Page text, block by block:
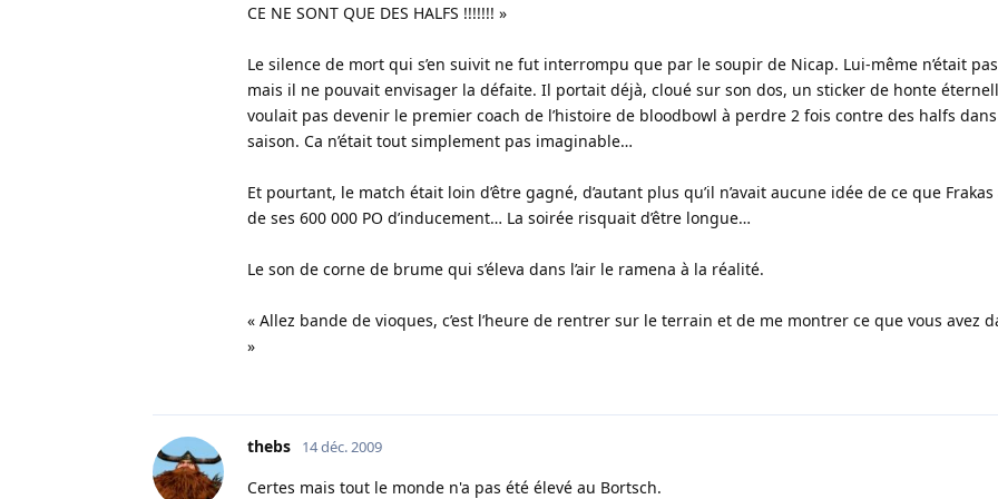
CE NE SONT QUE DES HALFS !!!!!!! »
Le silence de mort qui s’en suivit ne fut interrompu que par le soupir de Nicap. Lui-même n’était
mais il ne pouvait envisager la défaite. Il portait déjà, cloué sur son dos, un sticker de honte
voulait pas devenir le premier coach de l’histoire de bloodbowl à perdre 2 fois contre des halfs
saison. Ca n’était tout simplement pas imaginable…
Et pourtant, le match était loin d’être gagné, d’autant plus qu’il n’avait aucune idée de ce que
de ses 600 000 PO d’inducement… La soirée risquait d’être longue…
Le son de corne de brume qui s’éleva dans l’air le ramena à la réalité.
« Allez bande de vioques, c’est l’heure de rentrer sur le terrain et de me montrer ce que vous avez
»
thebs 14 déc. 2009
Certes mais tout le monde n'a pas été élevé au Bortsch.